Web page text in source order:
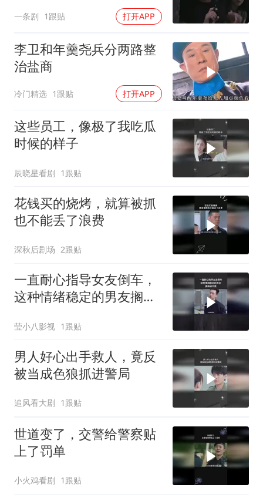
一条剧 1跟贴 打开APP
李卫和年羹尧兵分两路整
治盐商
冷门精选 1跟贴 打开APP
这些员工，像极了我吃瓜
时候的样子
辰晓星看剧 1跟贴
花钱买的烧烤，就算被抓
也不能丢了浪费
深秋后剧场 2跟贴
一直耐心指导女友倒车，
这种情绪稳定的男友搁谁
莹小八影视 1跟贴
男人好心出手救人，竟反
被当成色狼抓进警局
追风看大剧 1跟贴
世道变了，交警给警察贴
上了罚单
小火鸡看剧 1跟贴